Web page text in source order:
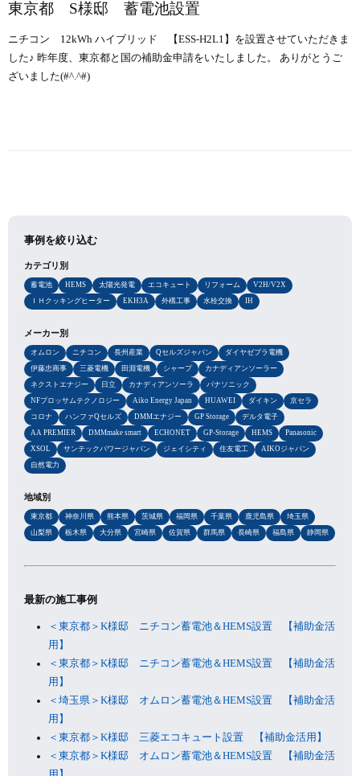
東京都 S様邸 蓄電池設置
ニチコン 12kWh ハイブリッド 【ESS-H2L1】を設置させていただきま
した♪ 昨年度、東京都と国の補助金申請をいたしました。 ありがとうご
ざいました(#^.^#)
事例を絞り込む
カテゴリ別
蓄電池 HEMS 太陽光発電 エコキュート リフォーム
V2H/V2X
ＩＨクッキングヒーター
EKH3A 外構工事 水栓交換 IH
メーカー別
オムロン ニチコン 長州産業 Qセルズジャパン
ダイヤゼブラ電機
伊藤忠商事
三菱電機 田淵電機 シャープ
カナディアンソーラー
ネクストエナジー
日立 カナディアンソーラ
パナソニック
NFブロッサムテクノロジー
Aiko Energy Japan HUAWEI ダイキン
京セラ
コロナ
ハンファQセルズ DMMエナジー GP Storage
デルタ電子
AA PREMIER
DMMmake smart ECHONET GP-Storage HEMS
Panasonic
XSOL
サンテックパワージャパン ジェイシティ 住友電工
AIKOジャパン
自然電力
地域別
東京都 神奈川県 熊本県 茨城県 福岡県 千葉県 鹿児島県
埼玉県
山梨県
栃木県 大分県 宮崎県 佐賀県 群馬県 長崎県 福島県 静岡県
最新の施工事例
＜東京都＞K様邸 ニチコン蓄電池＆HEMS設置 【補助金活
用】
＜東京都＞K様邸 ニチコン蓄電池＆HEMS設置 【補助金活
用】
＜埼玉県＞K様邸 オムロン蓄電池＆HEMS設置 【補助金活
用】
＜東京都＞K様邸 三菱エコキュート設置 【補助金活用】
＜東京都＞K様邸 オムロン蓄電池＆HEMS設置 【補助金活